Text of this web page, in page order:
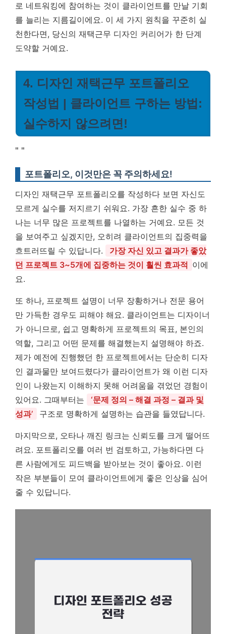
로 네트워킹에 참여하는 것이 클라이언트를 만날 기회
를 늘리는 지름길이에요. 이 세 가지 원칙을 꾸준히 실
천한다면, 당신의 재택근무 디자인 커리어가 한 단계
도약할 거예요.
4. 디자인 재택근무 포트폴리오
작성법 | 클라이언트 구하는 방법:
실수하지 않으려면!
" "
포트폴리오, 이것만은 꼭 주의하세요!
디자인 재택근무 포트폴리오를 작성하다 보면 자신도
모르게 실수를 저지르기 쉬워요. 가장 흔한 실수 중 하
나는 너무 많은 프로젝트를 나열하는 거예요. 모든 것
을 보여주고 싶겠지만, 오히려 클라이언트의 집중력을
흐트러뜨릴 수 있답니다.
가장 자신 있고 결과가 좋았
던 프로젝트 3~5개에 집중하는 것이 훨씬 효과적 이에
요.
또 하나, 프로젝트 설명이 너무 장황하거나 전문 용어
만 가득한 경우도 피해야 해요. 클라이언트는 디자이너
가 아니므로, 쉽고 명확하게 프로젝트의 목표, 본인의
역할, 그리고 어떤 문제를 해결했는지 설명해야 하죠.
제가 예전에 진행했던 한 프로젝트에서는 단순히 디자
인 결과물만 보여드렸다가 클라이언트가 왜 이런 디자
인이 나왔는지 이해하지 못해 어려움을 겪었던 경험이
있어요. 그때부터는
‘문제 정의 – 해결 과정 – 결과 및
성과’
구조로 명확하게 설명하는 습관을 들였답니다.
마지막으로, 오타나 깨진 링크는 신뢰도를 크게 떨어뜨
려요. 포트폴리오를 여러 번 검토하고, 가능하다면 다
른 사람에게도 피드백을 받아보는 것이 좋아요. 이런
작은 부분들이 모여 클라이언트에게 좋은 인상을 심어
줄 수 있답니다.